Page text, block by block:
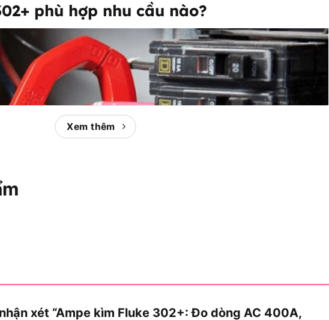
phù hợp nhu cầu nào?
Xem thêm
xét “Ampe kìm Fluke 302+: Đo dòng AC 400A,